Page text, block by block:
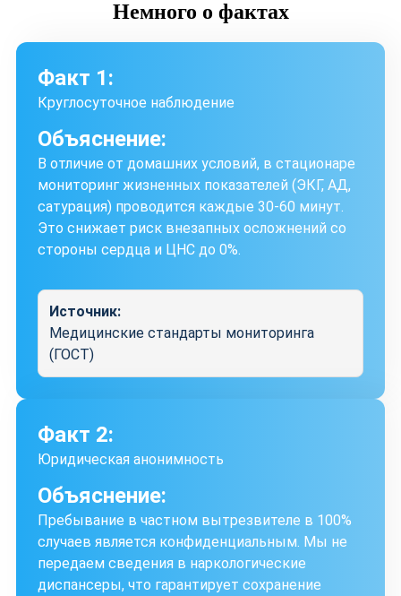
Немного о фактах
Факт 1:
Круглосуточное наблюдение
Объяснение:
В отличие от домашних условий, в стационаре
мониторинг жизненных показателей (ЭКГ, АД,
сатурация) проводится каждые 30-60 минут.
Это снижает риск внезапных осложнений со
стороны сердца и ЦНС до 0%.
Источник:
Медицинские стандарты мониторинга
(ГОСТ)
Факт 2:
Юридическая анонимность
Объяснение:
Пребывание в частном вытрезвителе в 100%
случаев является конфиденциальным. Мы не
передаем сведения в наркологические
диспансеры, что гарантирует сохранение